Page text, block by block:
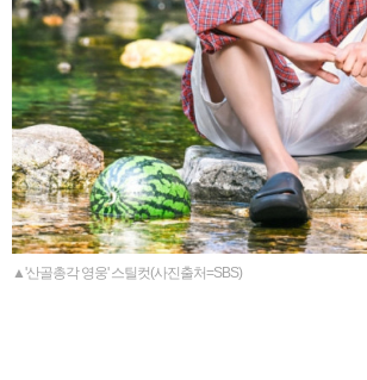
▲'산골총각 영웅' 스틸컷(사진출처=SBS)